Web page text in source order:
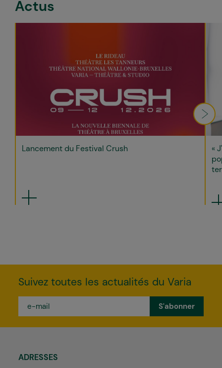
Actus
Lancement du Festival Crush
«
Suivez toutes les actualités du Varia
mail
ADRESSES